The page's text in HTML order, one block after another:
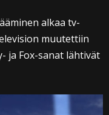
alkaa tv-
muutettiin
ja Fox-sanat lähtivät